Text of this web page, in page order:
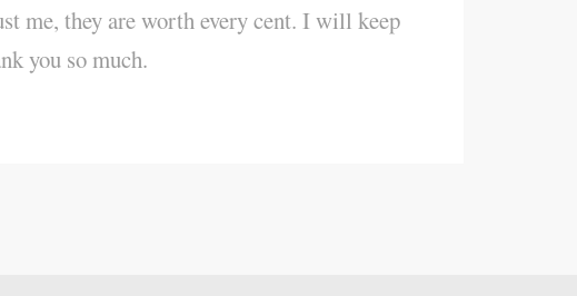
me, they are worth every cent. I will keep
you so much.